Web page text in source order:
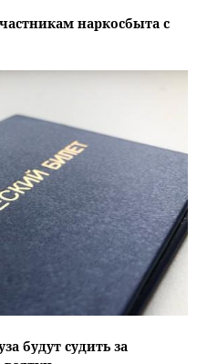
наркосбыта с
будут судить за